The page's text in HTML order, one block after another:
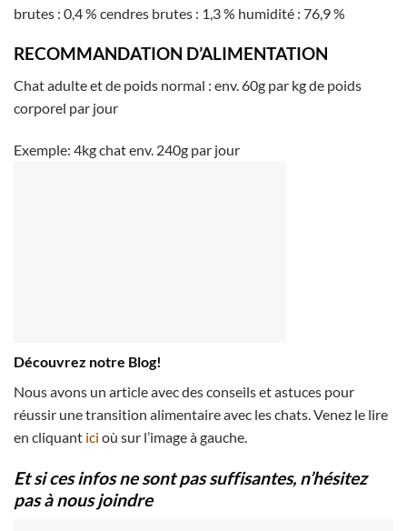
brutes : 0,4 % cendres brutes : 1,3 % humidité : 76,9 %
RECOMMANDATION D’ALIMENTATION
Chat adulte et de poids normal : env. 60g par kg de poids
corporel par jour
Exemple: 4kg chat env. 240g par jour
Découvrez notre Blog!
Nous avons un article avec des conseils et astuces pour
réussir une transition alimentaire avec les chats. Venez le lire
en cliquant ici où sur l’image à gauche.
Et si ces infos ne sont pas suffisantes, n’hésitez
pas à nous joindre